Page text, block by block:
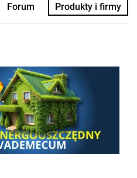
Forum Produkty i firmy